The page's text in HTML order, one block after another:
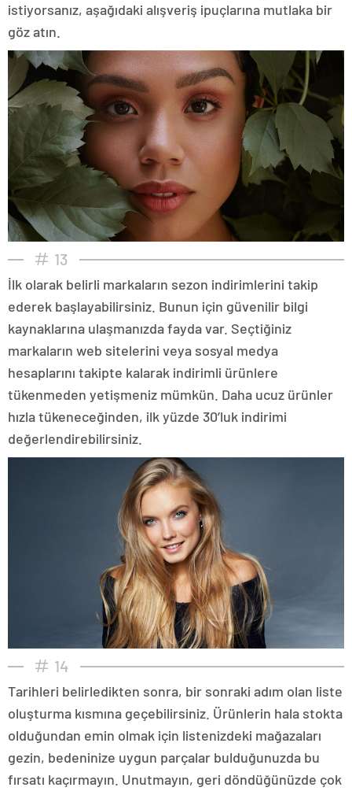
istiyorsanız, aşağıdaki alışveriş ipuçlarına mutlaka bir
göz atın.
13
İlk olarak belirli markaların sezon indirimlerini takip
ederek başlayabilirsiniz. Bunun için güvenilir bilgi
kaynaklarına ulaşmanızda fayda var. Seçtiğiniz
markaların web sitelerini veya sosyal medya
hesaplarını takipte kalarak indirimli ürünlere
tükenmeden yetişmeniz mümkün. Daha ucuz ürünler
hızla tükeneceğinden, ilk yüzde 30’luk indirimi
değerlendirebilirsiniz.
14
Tarihleri belirledikten sonra, bir sonraki adım olan liste
oluşturma kısmına geçebilirsiniz. Ürünlerin hala stokta
olduğundan emin olmak için listenizdeki mağazaları
gezin, bedeninize uygun parçalar bulduğunuzda bu
fırsatı kaçırmayın. Unutmayın, geri döndüğünüzde çok